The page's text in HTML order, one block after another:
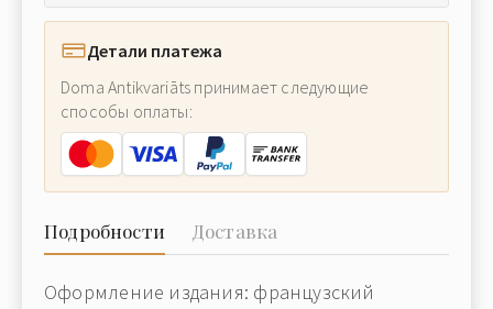
Детали платежа
Doma Antikvariāts принимает следующие
способы оплаты:
Подробности Доставка
Оформление издания: французский